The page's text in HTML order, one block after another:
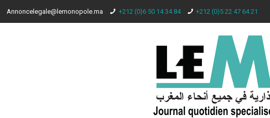
Annoncelegale@lemonopole.ma +212 (0)6 50 14 34 84 +212 (0)5 22 47 64 21